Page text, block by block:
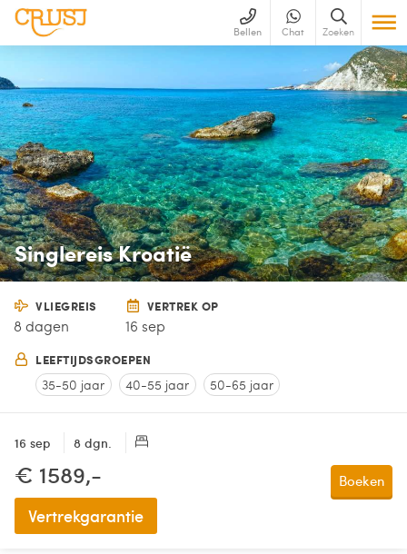
Bellen Chat Zoeken
Singlereis Kroatië
VLIEGREIS
8 dagen
VERTREK OP
16 sep
LEEFTIJDSGROEPEN
35-50 jaar 40-55 jaar 50-65 jaar
16 sep 8 dgn.
€ 1589,-
Vertrekgarantie
Boeken